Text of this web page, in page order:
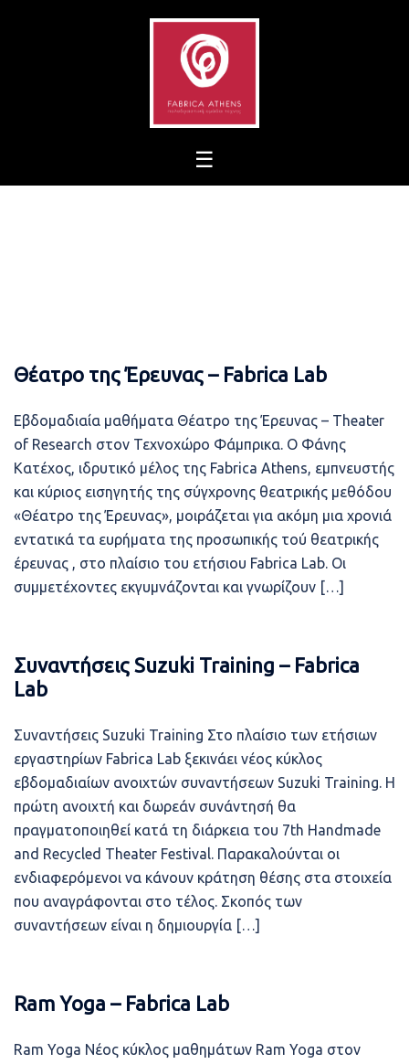
Θέατρο της Έρευνας – Fabrica Lab
Εβδομαδιαία μαθήματα Θέατρο της Έρευνας – Theater
of Research στον Τεχνοχώρο Φάμπρικα. Ο Φάνης
Κατέχος, ιδρυτικό μέλος της Fabrica Athens, εμπνευστής
και κύριος εισηγητής της σύγχρονης θεατρικής μεθόδου
«Θέατρο της Έρευνας», μοιράζεται για ακόμη μια χρονιά
εντατικά τα ευρήματα της προσωπικής τού θεατρικής
έρευνας , στο πλαίσιο του ετήσιου Fabrica Lab. Οι
συμμετέχοντες εκγυμνάζονται και γνωρίζουν […]
Συναντήσεις Suzuki Training – Fabrica
Lab
Συναντήσεις Suzuki Training Στο πλαίσιο των ετήσιων
εργαστηρίων Fabrica Lab ξεκινάει νέος κύκλος
εβδομαδιαίων ανοιχτών συναντήσεων Suzuki Training. Η
πρώτη ανοιχτή και δωρεάν συνάντησή θα
πραγματοποιηθεί κατά τη διάρκεια του 7th Handmade
and Recycled Theater Festival. Παρακαλούνται οι
ενδιαφερόμενοι να κάνουν κράτηση θέσης στα στοιχεία
που αναγράφονται στο τέλος. Σκοπός των
συναντήσεων είναι η δημιουργία […]
Ram Yoga – Fabrica Lab
Ram Yoga Νέος κύκλος μαθημάτων Ram Yoga στον